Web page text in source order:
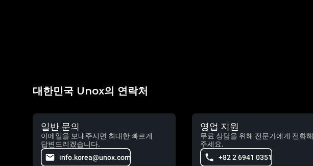
대한민국 Unox의 연락처
일반 문의
이메일을 보내주시면 최대한 빠르게
답변드리겠습니다.
info.korea@unox.com
영업 지원
무료 상담을 위해 전문가에게 전화해
주세요.
+82 2 6941 0351